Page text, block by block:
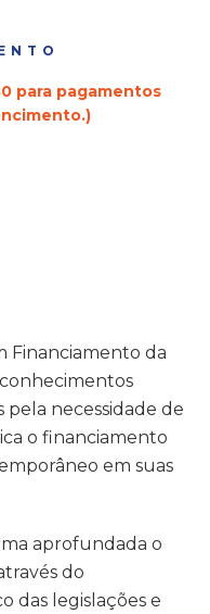
para pagamentos
Financiamento da
pela necessidade de
o financiamento
em suas
aprofundada o
do
das legislações e